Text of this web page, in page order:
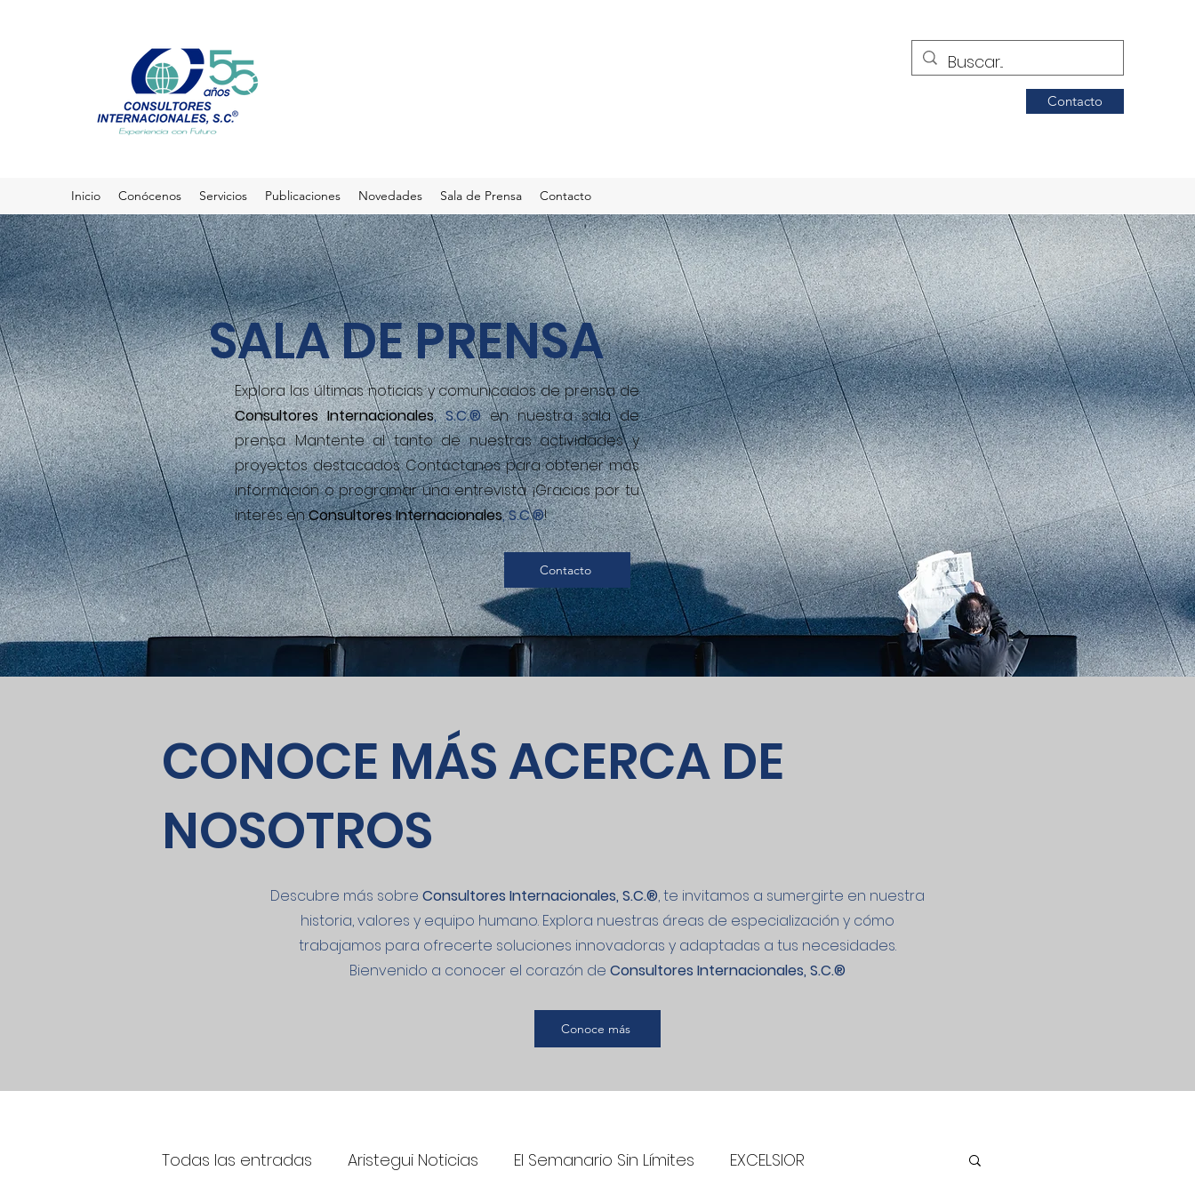
Contacto
Inicio Conócenos Servicios Publicaciones Novedades Sala de Prensa Contacto
SALA DE PRENSA
Explora las últimas noticias y comunicados de prensa de
Consultores Internacionales, S.C.®en nuestra sala de
prensa. Mantente al tanto de nuestras actividades y
proyectos destacados. Contáctanos para obtener más
información o programar una entrevista. ¡Gracias por tu
interés enConsultores Internacionales, S.C.®!
Contacto
CONOCE MÁS ACERCA DE
NOSOTROS
Descubre más sobre Consultores Internacionales, S.C.®, te invitamos a sumergirte en nuestra
historia, valores y equipo humano. Explora nuestras áreas de especialización y cómo
trabajamos para ofrecerte soluciones innovadoras y adaptadas a tus necesidades.
Bienvenido a conocer el corazón de Consultores Internacionales, S.C.®
Conoce más
Todas las entradas Aristegui Noticias El Semanario Sin Límites EXCELSIOR